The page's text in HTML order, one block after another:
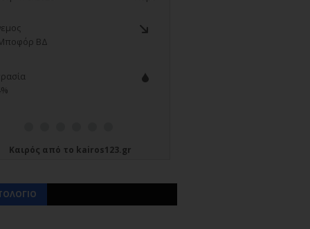
Καιρός από το kairos123.gr